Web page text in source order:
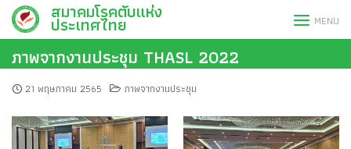
Skip
สมาคมโรคตับแห่ง
ประเทศไทย MENU
ภาพจากงานประชุม THASL 2022
21 พฤษภาคม 2565 ภาพจากงานประชุม